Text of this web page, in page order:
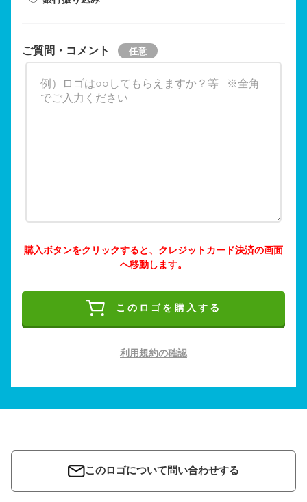
ご質問・コメント
購入ボタンをクリックすると、クレジットカード決済の画面
へ移動します。
このロゴを購入する
利用規約の確認
このロゴについて問い合わせする